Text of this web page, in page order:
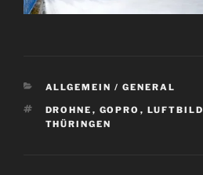
KATEGORIEN
ALLGEMEIN / GENERAL
SCHLAGWÖRTER
DROHNE , GOPRO , LUFTBILD
THÜRINGEN